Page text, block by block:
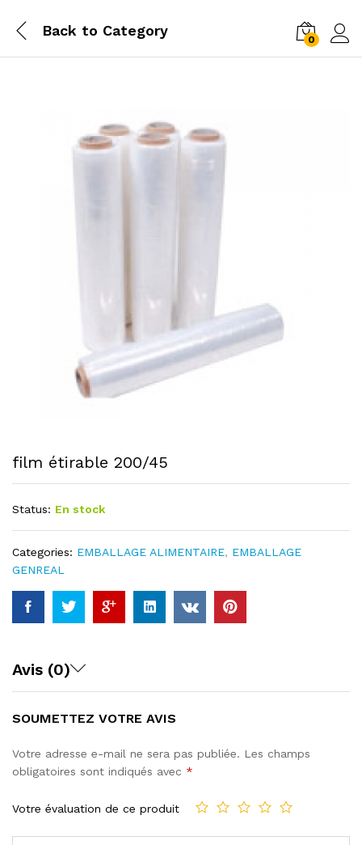
Back to Category
0
film étirable 200/45
Status: En stock
Categories: EMBALLAGE ALIMENTAIRE, EMBALLAGE
GENREAL
Avis (0)
SOUMETTEZ VOTRE AVIS
Votre adresse e-mail ne sera pas publiée. Les champs
obligatoires sont indiqués avec *
Votre évaluation de ce produit